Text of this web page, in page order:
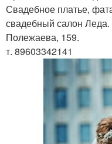
Свадебное платье,
свадебный салон Леда.
Полежаева, 159.
т. 89603342141